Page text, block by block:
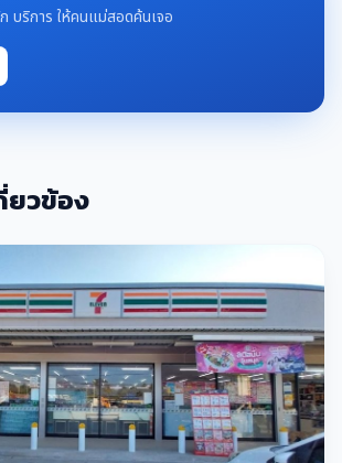
บริการ ให้คนแม่สอดค้นเจอ
ยวข้อง